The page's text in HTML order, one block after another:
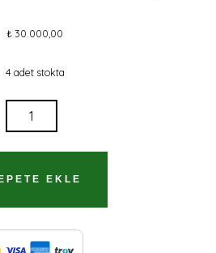
₺ 30.000,00
4 adet stokta
EKLE